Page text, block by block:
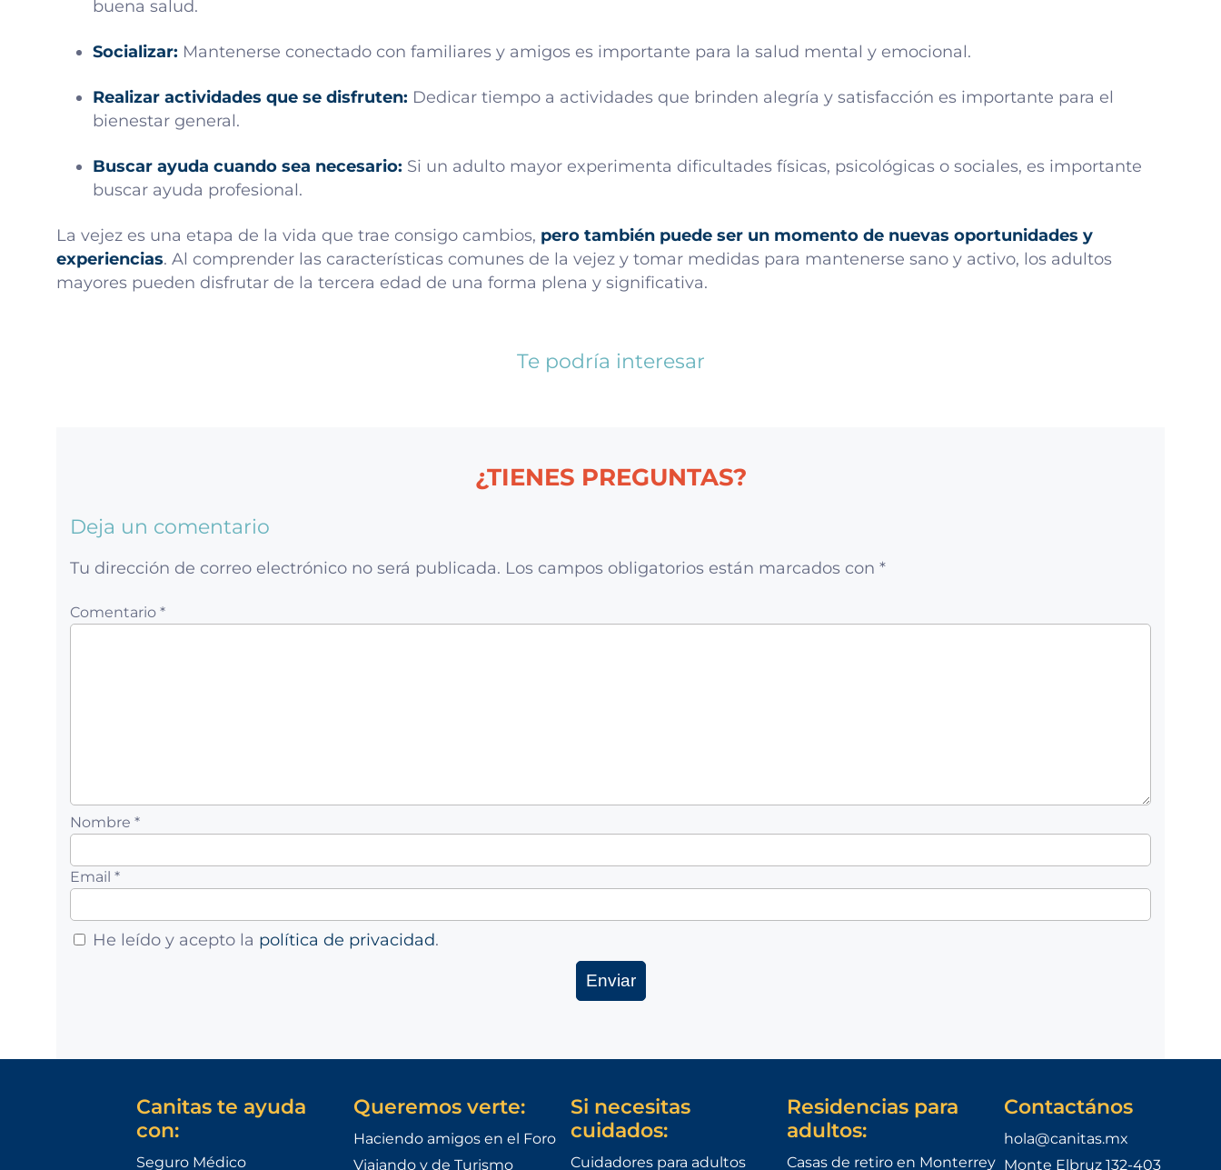
buena salud.
Socializar: Mantenerse conectado con familiares y amigos es importante para la salud mental y emocional.
Realizar actividades que se disfruten: Dedicar tiempo a actividades que brinden alegría y satisfacción es importante para el
bienestar general.
Buscar ayuda cuando sea necesario: Si un adulto mayor experimenta dificultades físicas, psicológicas o sociales, es importante
buscar ayuda profesional.
La vejez es una etapa de la vida que trae consigo cambios, pero también puede ser un momento de nuevas oportunidades y
experiencias. Al comprender las características comunes de la vejez y tomar medidas para mantenerse sano y activo, los adultos
mayores pueden disfrutar de la tercera edad de una forma plena y significativa.
Te podría interesar
¿TIENES PREGUNTAS?
Deja un comentario
Tu dirección de correo electrónico no será publicada. Los campos obligatorios están marcados con *
Comentario *
Nombre *
Email *
He leído y acepto la política de privacidad.
Canitas te ayuda
con:
Seguro Médico
Queremos verte:
Haciendo amigos en el Foro
Viajando y de Turismo
Si necesitas
cuidados:
Cuidadores para adultos
Residencias para
adultos:
Casas de retiro en Monterrey
Contactános
hola@canitas.mx
Monte Elbruz 132-403